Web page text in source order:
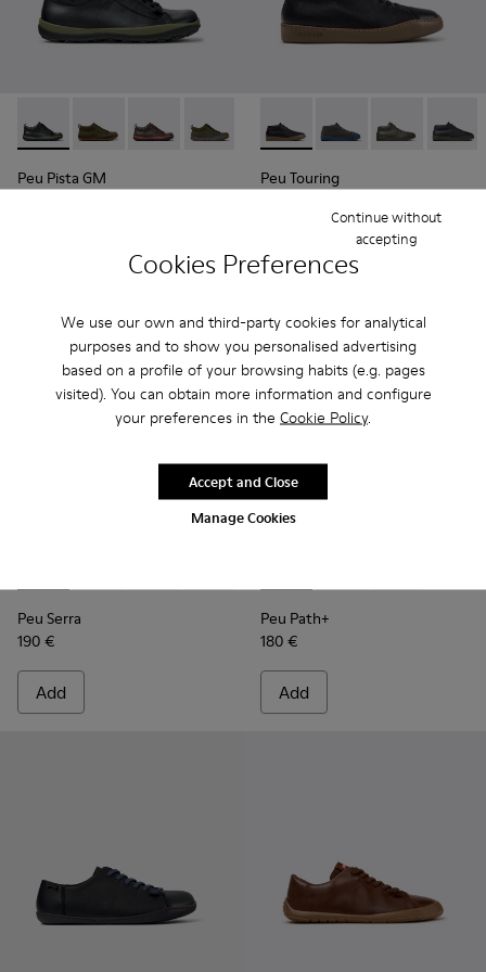
Cookies Preferences
We use our own and third-party cookies for analytical
purposes and to show you personalised advertising
based on a profile of your browsing habits (e.g. pages
visited). You can obtain more information and configure
your preferences in the Cookie Policy.
Manage Cookies
Continue without
accepting
Accept and Close
Peu Pista GM - K300285-047 - Black Leather Ankle Boots
Peu Pista GM - K300285-050
Peu Pista GM - K300285-048
Peu Pista GM - K300285-046
Peu Pista GM - K300285-044
Peu Pista GM -
Peu Pista GM -
Peu Pista
Peu Pista GM
Peu Touring - K300305-027
Peu Touring -Peu Touring -
Peu
Peu Touring
Peu Serra
190 €
Add
Peu Path+
180 €
Add